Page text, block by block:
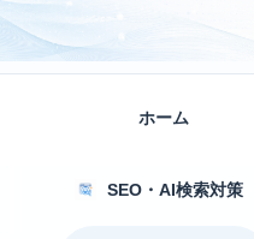
ホーム
SEO・AI検索対策